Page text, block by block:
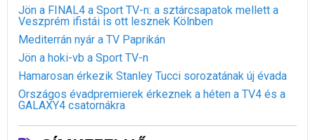
Jön a FINAL4 a Sport TV-n: a sztárcsapatok mellett a
Veszprém ifistái is ott lesznek Kölnben
Mediterrán nyár a TV Paprikán
Jön a hoki-vb a Sport TV-n
Hamarosan érkezik Stanley Tucci sorozatának új évada
Országos évadpremierek érkeznek a héten a TV4 és a
GALAXY4 csatornákra